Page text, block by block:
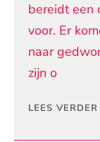
bereidt een
voor. Er
naar
zijn o
LEES VERDER